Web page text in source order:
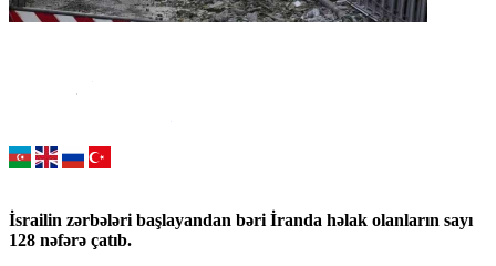
İsrailin zərbələri başlayandan bəri İranda həlak olanların sayı
128 nəfərə çatıb.